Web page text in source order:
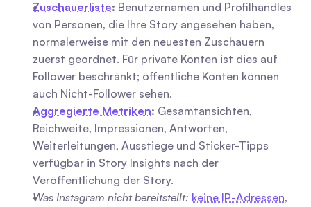
Zuschauerliste: Benutzernamen und Profilhandles
von Personen, die Ihre Story angesehen haben,
normalerweise mit den neuesten Zuschauern
zuerst geordnet. Für private Konten ist dies auf
Follower beschränkt; öffentliche Konten können
auch Nicht-Follower sehen.
Aggregierte Metriken: Gesamtansichten,
Reichweite, Impressionen, Antworten,
Weiterleitungen, Ausstiege und Sticker-Tipps
verfügbar in Story Insights nach der
Veröffentlichung der Story.
Was Instagram nicht bereitstellt: keine IP-Adressen,